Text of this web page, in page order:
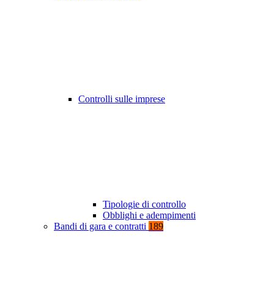
Controlli sulle imprese
Tipologie di controllo
Obblighi e adempimenti
Bandi di gara e contratti 189